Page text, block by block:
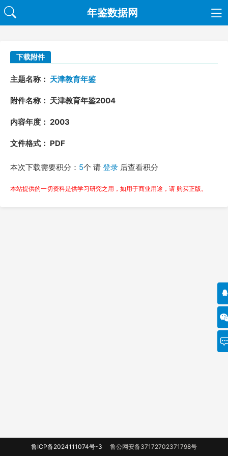
年鉴数据网
下载附件
主题名称： 天津教育年鉴
附件名称： 天津教育年鉴2004
内容年度： 2003
文件格式： PDF
本次下载需要积分： 5个 请 登录 后查看积分
本站提供的一切资料是供学习研究之用，如用于商业用途，请 购买正版。
鲁ICP备2024111074号-3 鲁公网安备37172702371798号